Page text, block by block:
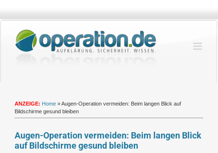
springen
ANZEIGE: Home »Augen-Operation vermeiden: Beim langen Blick auf
Bildschirme gesund bleiben
Augen-Operation vermeiden: Beim langen Blick
auf Bildschirme gesund bleiben